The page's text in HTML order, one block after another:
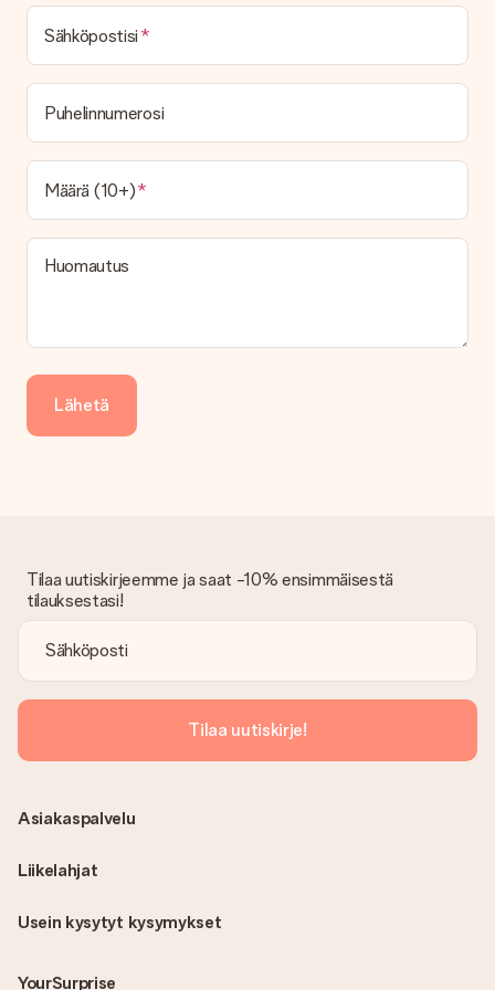
Toimitusaika löytyy lahjan tuotesivulta. Voit luottaa siihen,
että operaattorimme toimittaa lahjasi tänä päivänä.
Mitä toimitusvaihtoehtoja voin valita?
Tällä hetkellä ei ole (vielä) mahdollista valita
toimitusvaihtoehtoa. Halutessasi tilauksen lähetetään joko
paketti tai postilaatikon toimitus. Haluatko tietää, mikä
vaihtoehto tilauksesi kuuluu? Ota yhteyttä asiakaspalveluun.
Maksu
Kuinka voin maksaa tilaukseni?
Tarjoamme seuraavat maksutavat: iDeal, Paypal, luottokortti,
Saapunut lahja
Entä jos lahja ei ole täysin mieleeni?
Olemme syvästi pahoillamme, että lahjasi ei ole sinun mielesi
Tämä tarkoittaa sitä, että lahja toimitetaan suoraan
vastaanottajalle, mikä tekee siitä todellisen yllätyksen!
Sähköpostisi
Puhelinnumerosi
Määrä (10+)
Huomautus
Lähetä
Tilaa uutiskirjeemme ja saat -10% ensimmäisestä
tilauksestasi!
Tilaa uutiskirje!
Usein kysytyt kysymykset
YourSurprise
Asiakaspalvelu
Liikelahjat